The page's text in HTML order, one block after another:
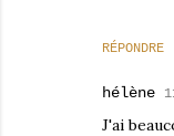
RÉPONDRE
hélène
J'ai